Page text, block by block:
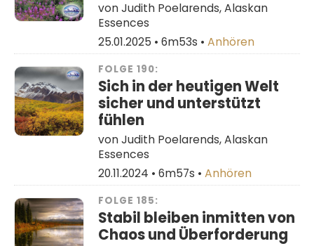
von Judith Poelarends, Alaskan
Essences
25.01.2025 • 6m53s • Anhören
FOLGE 190:
Sich in der heutigen Welt
sicher und unterstützt
fühlen
von Judith Poelarends, Alaskan
Essences
20.11.2024 • 6m57s • Anhören
FOLGE 185:
Stabil bleiben inmitten von
Chaos und Überforderung